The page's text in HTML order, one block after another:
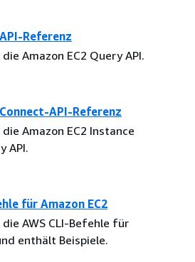
Referenz
Amazon EC2 Query API.
API-Referenz
Amazon EC2 Instance
API.
für Amazon EC2
AWS CLI-Befehle für
enthält Beispiele.